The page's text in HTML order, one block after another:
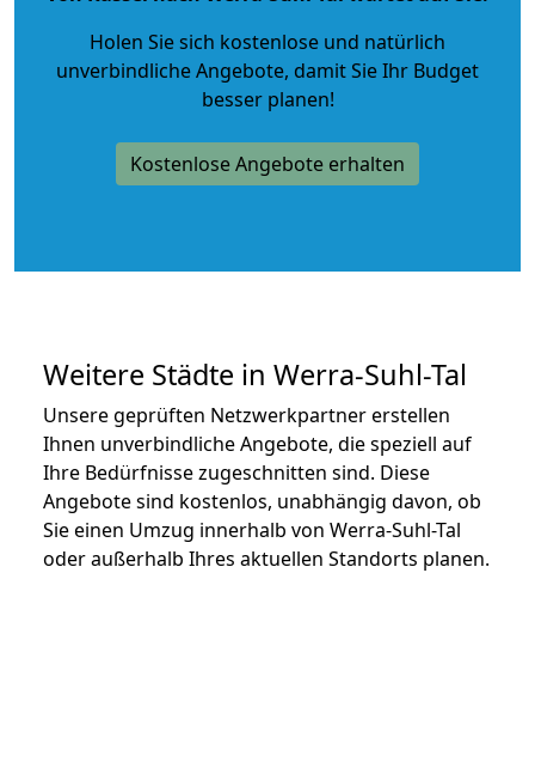
Holen Sie sich kostenlose und natürlich
unverbindliche Angebote, damit Sie Ihr Budget
besser planen!
Kostenlose Angebote erhalten
Weitere Städte in Werra-Suhl-Tal
Unsere geprüften Netzwerkpartner erstellen
Ihnen unverbindliche Angebote, die speziell auf
Ihre Bedürfnisse zugeschnitten sind. Diese
Angebote sind kostenlos, unabhängig davon, ob
Sie einen Umzug innerhalb von Werra-Suhl-Tal
oder außerhalb Ihres aktuellen Standorts planen.